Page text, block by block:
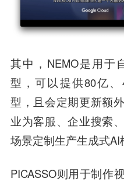
其中，NEMO是用于
型，可以提供80亿
型，且会定期更新额
业为客服、企业搜索
场景定制生产生成式AI
PICASSO则用于制作